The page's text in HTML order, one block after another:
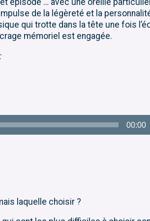
épisode … avec une oreille
de la légèreté et la
qui trotte dans la tête une fois
mémoriel est engagée.
00:00
laquelle choisir ?